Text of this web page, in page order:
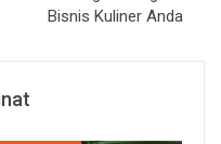
Bisnis Kuliner Anda